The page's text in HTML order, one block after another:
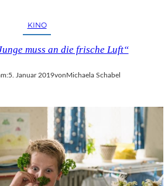
KINO
muss an die frische Luft“
5. Januar 2019vonMichaela Schabel